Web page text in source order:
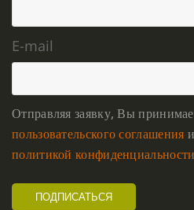
E-mail
Отправляя заявку, Вы
пользовательского соглашения
политикой конфиденциальности